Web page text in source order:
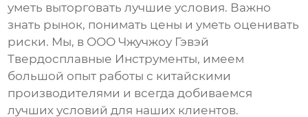
уметь выторговать лучшие условия. Важно
знать рынок, понимать цены и уметь оценивать
риски. Мы, в ООО Чжучжоу Гэвэй
Твердосплавные Инструменты, имеем
большой опыт работы с китайскими
производителями и всегда добиваемся
лучших условий для наших клиентов.